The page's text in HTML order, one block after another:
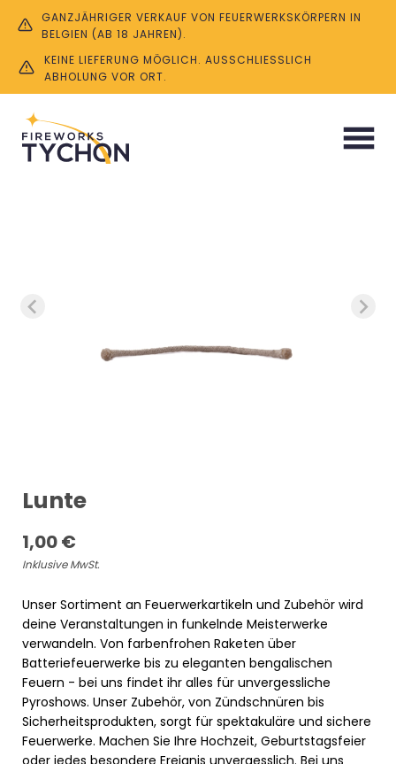
GANZJÄHRIGER VERKAUF VON FEUERWERKSKÖRPERN IN
BELGIEN (AB 18 JAHREN).
KEINE LIEFERUNG MÖGLICH. AUSSCHLIESSLICH A
BHOLUNG VOR ORT.
Start/Zubehör/ Lunte
Lunte
1,00€
Inklusive MwSt.
Unser Sortiment an Feuerwerkartikeln und Zubehör wird
deine Veranstaltungen in funkelnde Meisterwerke
verwandeln. Von farbenfrohen Raketen über
Batteriefeuerwerke bis zu eleganten bengalischen
Feuern - bei uns findet ihr alles für unvergessliche
Pyroshows. Unser Zubehör, von Zündschnüren bis
Sicherheitsprodukten, sorgt für spektakuläre und sichere
Feuerwerke. Machen Sie Ihre Hochzeit, Geburtstagsfeier
oder jedes besondere Ereignis unvergesslich. Bei uns